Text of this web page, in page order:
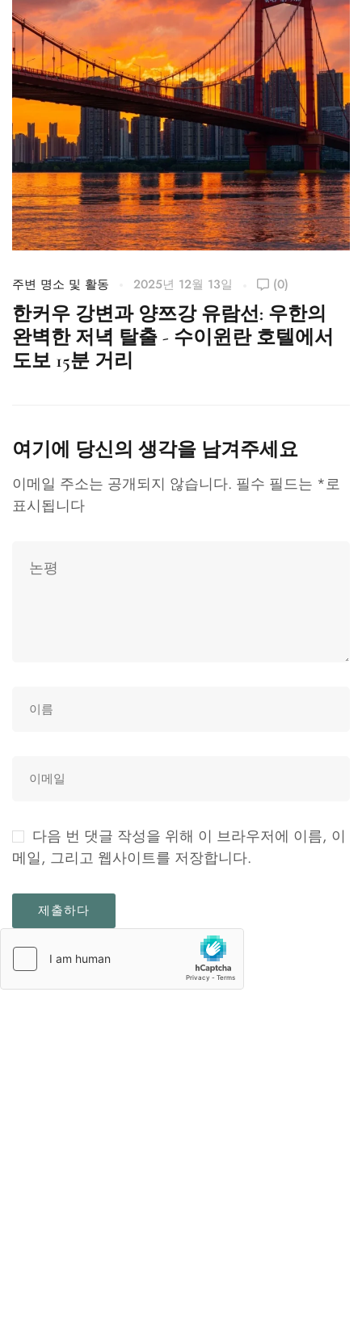
주변 명소 및 활동 2025년 12월 13일 (0)
한커우 강변과 양쯔강 유람선: 우한의
완벽한 저녁 탈출 - 수이윈란 호텔에서
도보 15분 거리
여기에 당신의 생각을 남겨주세요
이메일 주소는 공개되지 않습니다. 필수 필드는 *로
표시됩니다
다음 번 댓글 작성을 위해 이 브라우저에 이름, 이
메일, 그리고 웹사이트를 저장합니다.